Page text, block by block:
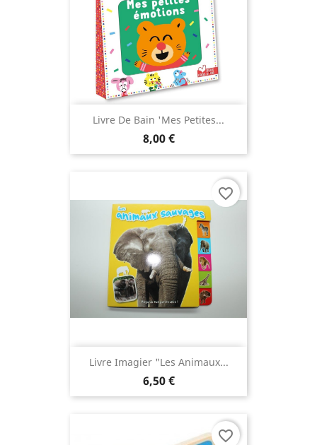
Livre De Bain 'Mes Petites...
8,00 €
Livre Imagier "Les Animaux...
6,50 €
favorite_border
favorite_border